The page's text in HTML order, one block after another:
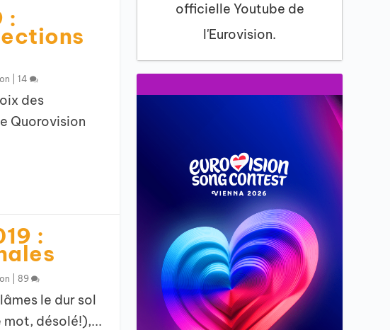
:
14
des
Quorovision
:
89
le dur sol
désolé!),...
officielle Youtube de
l'Eurovision.